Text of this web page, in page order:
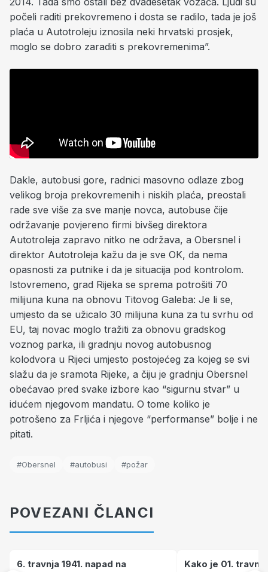
počeli raditi prekovremeno i dosta se radilo, tada je još
plaća u Autotroleju iznosila neki hrvatski prosjek,
moglo se dobro zaraditi s prekovremenima”.
Dakle, autobusi gore, radnici masovno odlaze zbog
velikog broja prekovremenih i niskih plaća, preostali
rade sve više za sve manje novca, autobuse čije
održavanje povjereno firmi bivšeg direktora
Autotroleja zapravo nitko ne održava, a Obersnel i
direktor Autotroleja kažu da je sve OK, da nema
opasnosti za putnike i da je situacija pod kontrolom.
Istovremeno, grad Rijeka se sprema potrošiti 70
milijuna kuna na obnovu Titovog Galeba: Je li se,
umjesto da se užicalo 30 milijuna kuna za tu svrhu od
EU, taj novac moglo tražiti za obnovu gradskog
voznog parka, ili gradnju novog autobusnog
kolodvora u Rijeci umjesto postojećeg za kojeg se svi
slažu da je sramota Rijeke, a čiju je gradnju Obersnel
obećavao pred svake izbore kao “sigurnu stvar” u
idućem njegovom mandatu. O tome koliko je
potrošeno za Frljića i njegove “performanse” bolje i ne
pitati.
#Obersnel #autobusi #požar
POVEZANI ČLANCI
6. travnja 1941. napad na
Kako je 01.